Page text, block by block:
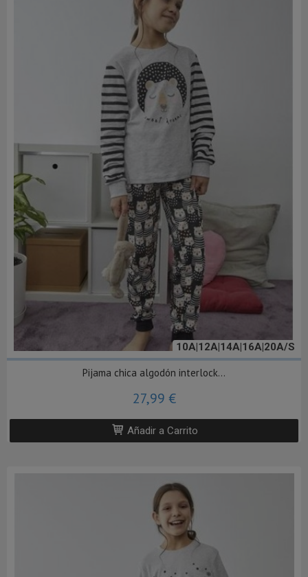
10A|12A|14A|16A|20A/S
Pijama chica algodón interlock...
27,99 €
Añadir a Carrito